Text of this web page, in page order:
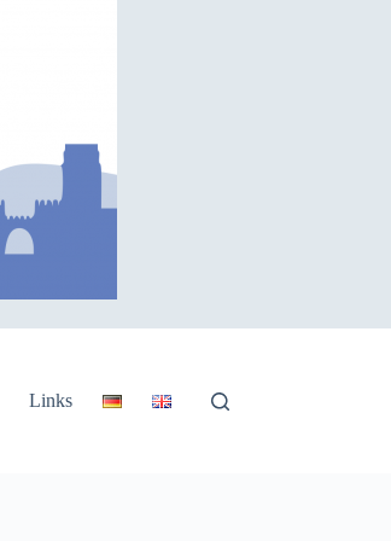
Links